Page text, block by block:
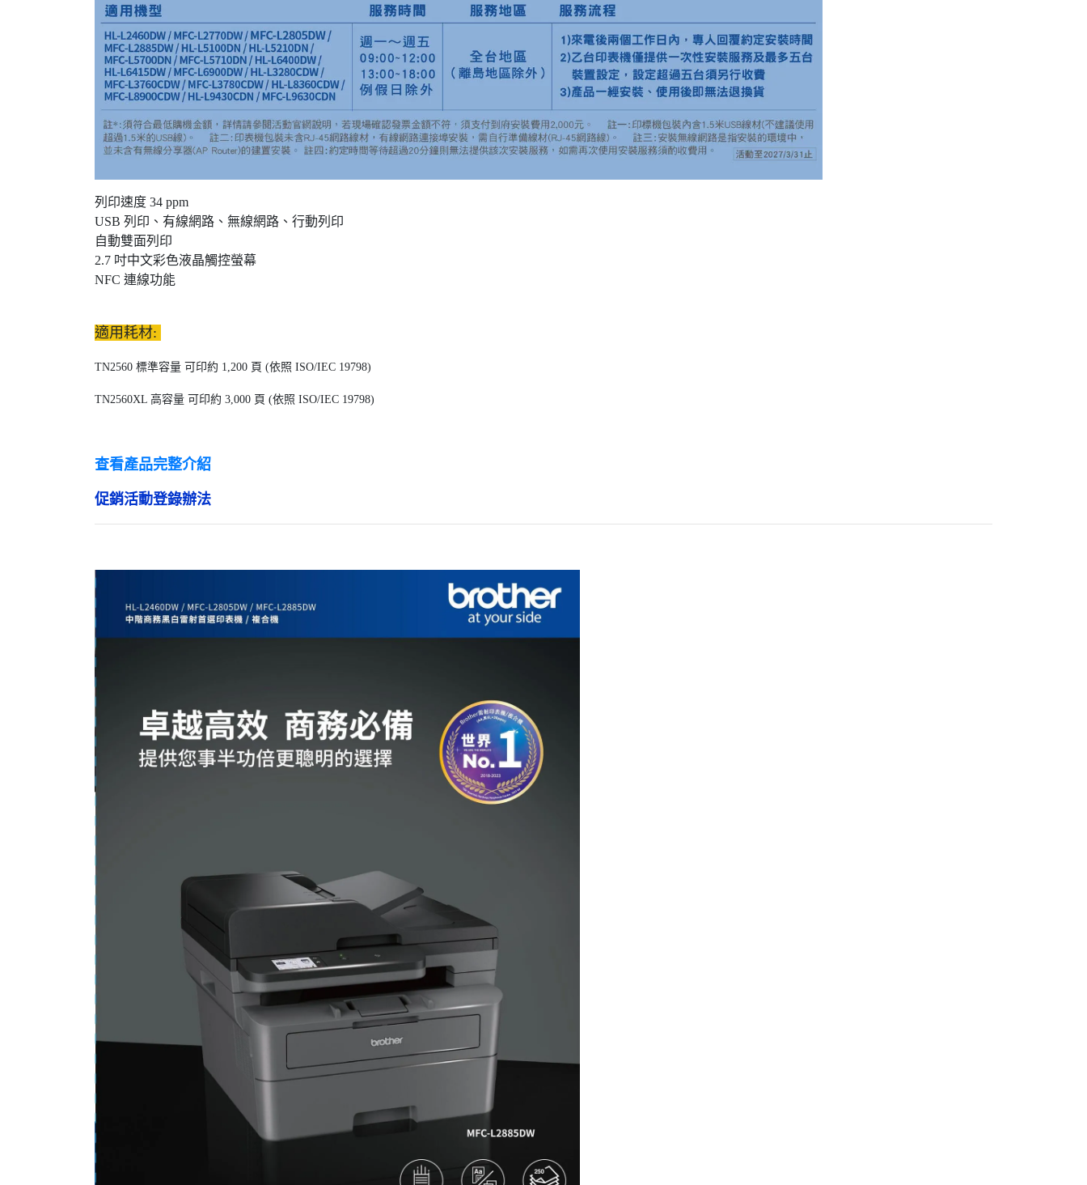
列印速度 34 ppm
USB 列印、有線網路、無線網路、行動列印
自動雙面列印
2.7 吋中文彩色液晶觸控螢幕
NFC 連線功能
適用耗材:
TN2560 標準容量 可印約 1,200 頁 (依照 ISO/IEC 19798)
TN2560XL 高容量 可印約 3,000 頁 (依照 ISO/IEC 19798)
查看產品完整介紹
促銷活動登錄辦法